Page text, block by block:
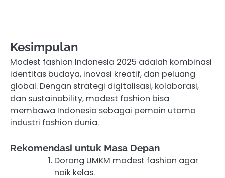
Kesimpulan
Modest fashion Indonesia 2025 adalah kombinasi
identitas budaya, inovasi kreatif, dan peluang
global. Dengan strategi digitalisasi, kolaborasi,
dan sustainability, modest fashion bisa
membawa Indonesia sebagai pemain utama
industri fashion dunia.
Rekomendasi untuk Masa Depan
Dorong UMKM modest fashion agar
naik kelas.